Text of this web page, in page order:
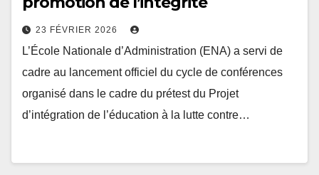
L’École Nationale d’Administration (ENA) a servi de
cadre au lancement officiel du cycle de conférences
organisé dans le cadre du prétest du Projet
d’intégration de l’éducation à la lutte contre…